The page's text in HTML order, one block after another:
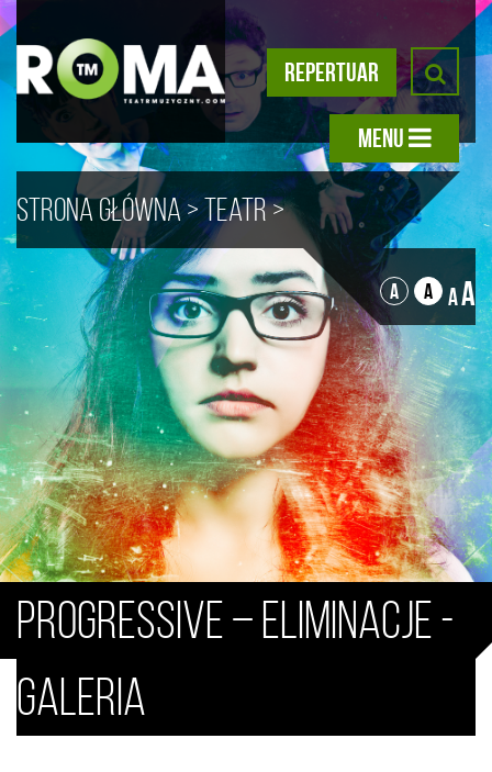
REPERTUAR
MENU
Strona główna>Teatr>
Archiwum>Progressive –
eliminacje> Galeria
A A AA
Progressive – eliminacje -
Galeria